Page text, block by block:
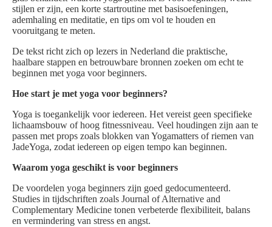
stijlen er zijn, een korte startroutine met basisoefeningen,
ademhaling en meditatie, en tips om vol te houden en
vooruitgang te meten.
De tekst richt zich op lezers in Nederland die praktische,
haalbare stappen en betrouwbare bronnen zoeken om echt te
beginnen met yoga voor beginners.
Hoe start je met yoga voor beginners?
Yoga is toegankelijk voor iedereen. Het vereist geen specifieke
lichaamsbouw of hoog fitnessniveau. Veel houdingen zijn aan te
passen met props zoals blokken van Yogamatters of riemen van
JadeYoga, zodat iedereen op eigen tempo kan beginnen.
Waarom yoga geschikt is voor beginners
De voordelen yoga beginners zijn goed gedocumenteerd.
Studies in tijdschriften zoals Journal of Alternative and
Complementary Medicine tonen verbeterde flexibiliteit, balans
en vermindering van stress en angst.